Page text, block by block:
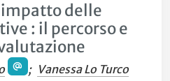
delle
: il percorso e
; Vanessa Lo Turco